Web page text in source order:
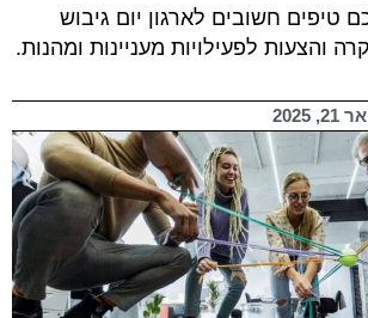
טיפים חשובים לארגון יום גיבוש
והצעות לפעילויות מעניינות ומהנות.
2025